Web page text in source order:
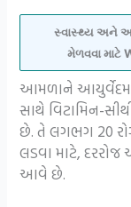
સ્વાસ્થ્ય અને
મેળવવા માટે
આમળાને
સાથે વિટામિન-
છે. તે લગભગ 20
લડવા માટે,
આવે છે.